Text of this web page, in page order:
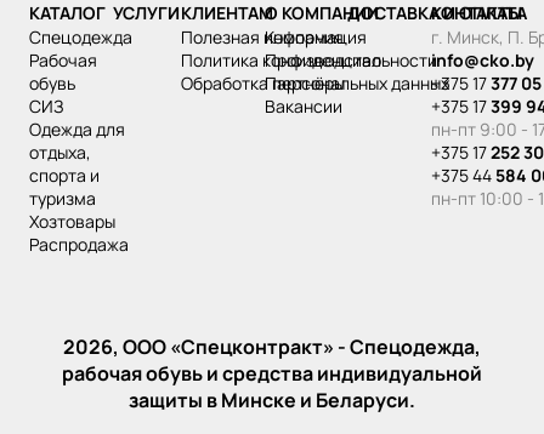
КАТАЛОГ
спецодежда
рабочая
обувь
СИЗ
одежда для
отдыха,
спорта и
туризма
хозтовары
распродажа
УСЛУГИКЛИЕНТАМ
Полезная информация
Политика конфиденциальности
Обработка персональных данных
О КОМПАНИИ
Компания
Производство
Партнёры
Вакансии
ДОСТАВКА И ОПЛАТА
КОНТАКТЫ
г. Минск, П.
info@cko.by
+375 17377
+375 17399
пн-пт 9:00 -
+375 17252
+375 44 584
пн-пт 10:00 -
2026, ООО «‎Спецконтракт» - Спецодежда,
рабочая обувь и средства индивидуальной
защиты в Минске и Беларуси.